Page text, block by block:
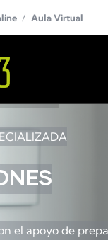
Aula Virtual
el apoyo de